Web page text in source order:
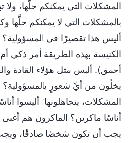
المشكلات التي يمكنكم حلَّها، ولا
بالمشكلات التي لا يمكنكم حلَّها
أليس هذا تقصيرًا في
الكنيسة بهذه الطريقة أمر ذكي
أحمق). أليس مثل هؤلاء القادة
يخلُون من أيِّ شعورٍ بالمسؤولية؟
المشكلات، يتجاهلونها؛ أليسوا
أناسًا ماكرين؟ الماكرون هم
يجب أن تكون شخصًا صادقًا،